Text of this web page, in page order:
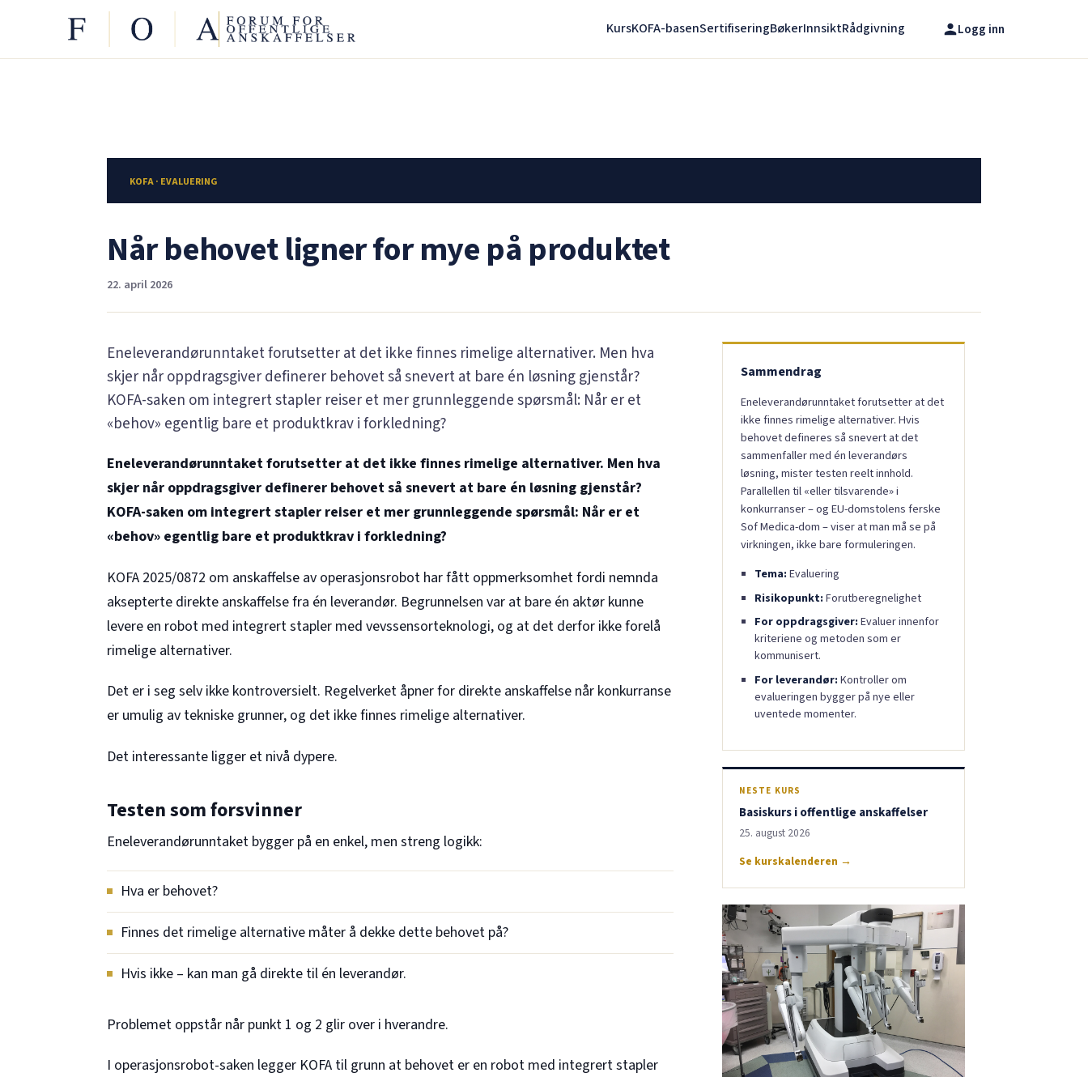
Logg inn
KursKOFA-basenSertifiseringBøkerInnsiktRådgivning
KOFA · EVALUERING
Når behovet ligner for mye på produktet
22. april 2026
Eneleverandørunntaket forutsetter at det ikke finnes rimelige alternativer. Men hva
skjer når oppdragsgiver definerer behovet så snevert at bare én løsning gjenstår?
KOFA-saken om integrert stapler reiser et mer grunnleggende spørsmål: Når er et
«behov» egentlig bare et produktkrav i forkledning?
Eneleverandørunntaket forutsetter at det ikke finnes rimelige alternativer. Men hva
skjer når oppdragsgiver definerer behovet så snevert at bare én løsning gjenstår?
KOFA-saken om integrert stapler reiser et mer grunnleggende spørsmål: Når er et
«behov» egentlig bare et produktkrav i forkledning?
KOFA 2025/0872 om anskaffelse av operasjonsrobot har fått oppmerksomhet fordi nemnda
aksepterte direkte anskaffelse fra én leverandør. Begrunnelsen var at bare én aktør kunne
levere en robot med integrert stapler med vevssensorteknologi, og at det derfor ikke forelå
rimelige alternativer.
Det er i seg selv ikke kontroversielt. Regelverket åpner for direkte anskaffelse når konkurranse
er umulig av tekniske grunner, og det ikke finnes rimelige alternativer.
Det interessante ligger et nivå dypere.
Testen som forsvinner
Eneleverandørunntaket bygger på en enkel, men streng logikk:
Hva er behovet?
Finnes det rimelige alternative måter å dekke dette behovet på?
Hvis ikke – kan man gå direkte til én leverandør.
Problemet oppstår når punkt 1 og 2 glir over i hverandre.
I operasjonsrobot-saken legger KOFA til grunn at behovet er en robot med integrert stapler
Sammendrag
Eneleverandørunntaket forutsetter at det
ikke finnes rimelige alternativer. Hvis
behovet defineres så snevert at det
sammenfaller med én leverandørs
løsning, mister testen reelt innhold.
Parallellen til «eller tilsvarende» i
konkurranser – og EU-domstolens ferske
Sof Medica-dom – viser at man må se på
virkningen, ikke bare formuleringen.
Tema: Evaluering
Risikopunkt: Forutberegnelighet
For oppdragsgiver: Evaluer innenfor
kriteriene og metoden som er
kommunisert.
For leverandør: Kontroller om
evalueringen bygger på nye eller
uventede momenter.
NESTE KURS
Basiskurs i offentlige anskaffelser
25. august 2026
Se kurskalenderen →